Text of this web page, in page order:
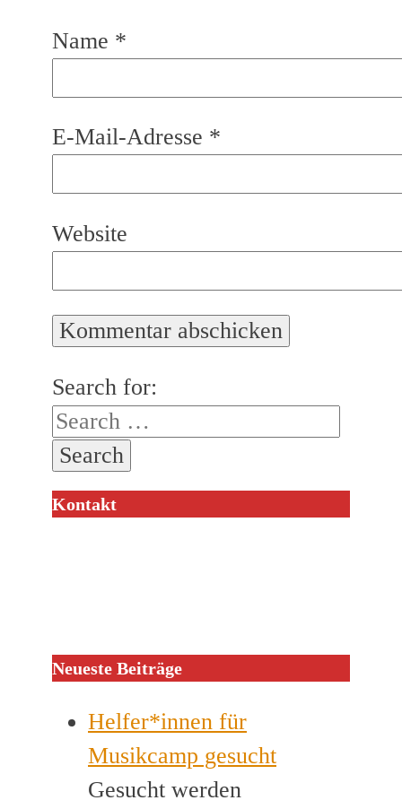
Name *
E-Mail-Adresse *
Website
Search for:
Kontakt
Neueste Beiträge
Helfer*innen für
Musikcamp gesucht
Gesucht werden